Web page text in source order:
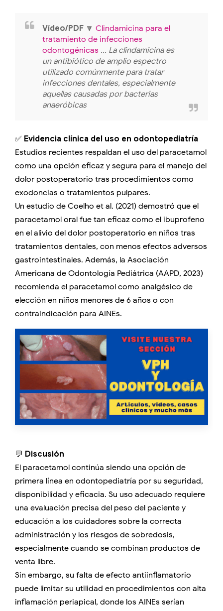
Vídeo/PDF 🔽 Clindamicina para el
tratamiento de infecciones
odontogénicas ... La clindamicina es
un antibiótico de amplio espectro
utilizado comúnmente para tratar
infecciones dentales, especialmente
aquellas causadas por bacterias
anaeróbicas
✅ Evidencia clínica del uso en odontopediatría
Estudios recientes respaldan el uso del paracetamol
como una opción eficaz y segura para el manejo del
dolor postoperatorio tras procedimientos como
exodoncias o tratamientos pulpares.
Un estudio de Coelho et al. (2021) demostró que el
paracetamol oral fue tan eficaz como el ibuprofeno
en el alivio del dolor postoperatorio en niños tras
tratamientos dentales, con menos efectos adversos
gastrointestinales. Además, la Asociación
Americana de Odontología Pediátrica (AAPD, 2023)
recomienda el paracetamol como analgésico de
elección en niños menores de 6 años o con
contraindicación para AINEs.
💬 Discusión
El paracetamol continúa siendo una opción de
primera línea en odontopediatría por su seguridad,
disponibilidad y eficacia. Su uso adecuado requiere
una evaluación precisa del peso del paciente y
educación a los cuidadores sobre la correcta
administración y los riesgos de sobredosis,
especialmente cuando se combinan productos de
venta libre.
Sin embargo, su falta de efecto antiinflamatorio
puede limitar su utilidad en procedimientos con alta
inflamación periapical, donde los AINEs serían